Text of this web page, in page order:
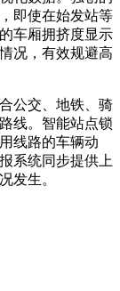
即使在始发站等
车厢拥挤度显示
况，有效规避高
公交、地铁、骑
线。智能站点锁
线路的车辆动
系统同步提供上
发生。